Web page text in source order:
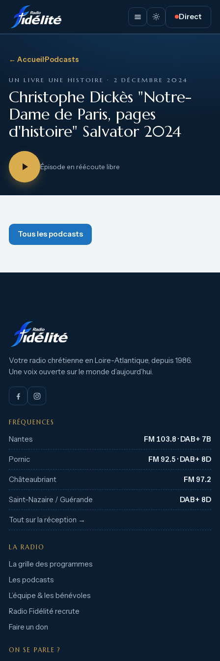
Direct
← Accueil·Podcasts
UN LIVRE UNE HISTOIRE · 2 DÉCEMBRE 2024
Christophe Dickès "Notre-
Dame de Paris, pages
d'histoire" Salvator 2024
Épisode en réécoute libre
Tous les podcasts
Votre radio chrétienne en Loire-Atlantique, depuis 1986.
Une voix ouverte sur le monde d’aujourd’hui.
FRÉQUENCES
Nantes FM 103.8 · DAB+ 7B
Pornic FM 92.5 · DAB+ 8D
Châteaubriant FM 97.2
Saint-Nazaire / Guérande DAB+ 8D
Tout sur la réception →
LA RADIO
La grille des programmes
Les podcasts
L’équipe & les bénévoles
Radio Fidélité recrute
Faire un don
ON SE PARLE ?